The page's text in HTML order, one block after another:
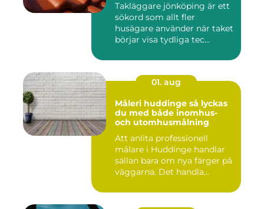
Takläggare jönköping är ett
sökord som allt fler
husägare använder när taket
börjar visa tydliga tec...
01. aug
Måleri huddinge så lyckas
du med både inomhus-
och utomhusmålning
Att anlita professionell
målare i Huddinge handlar
sällan bara om nya färger på
väggarna. Det handla...